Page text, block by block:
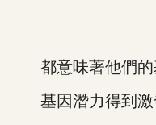
都意味著他們的
基因潛力得到激